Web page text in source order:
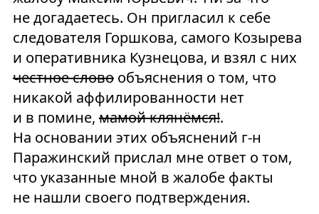
не догадаетесь. Он пригласил к себе
следователя Горшкова, самого Козырева
и оперативника Кузнецова, и взял с них
честное словообъяснения о том, что
никакой аффилированности нет
и в помине,мамой клянёмся!.
На основании этих объяснений г-н
Паражинский прислал мне ответ о том,
что указанные мной в жалобе факты
не нашли своего подтверждения.